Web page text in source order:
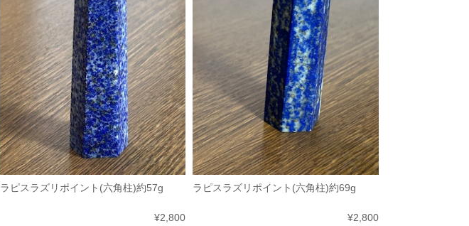
ラピスラズリポイント(六角柱)約57g
¥2,800
ラピスラズリポイント(六角柱)約69g
¥2,800